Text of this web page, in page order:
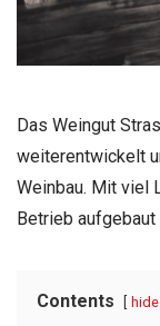
Das Weingut
weiterentwickelt
Weinbau. Mit viel
Betrieb
Contents hide